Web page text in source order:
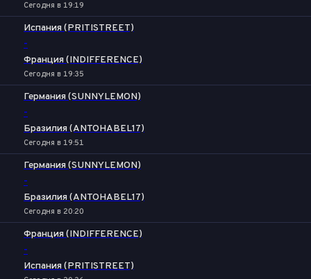
Сегодня в 19:19
Испания (PRITISTREET)
-
Франция (INDIFFERENCE)
Сегодня в 19:35
Германия (SUNNYLEMON)
-
Бразилия (ANTOHABEL17)
Сегодня в 19:51
Германия (SUNNYLEMON)
-
Бразилия (ANTOHABEL17)
Сегодня в 20:20
Франция (INDIFFERENCE)
-
Испания (PRITISTREET)